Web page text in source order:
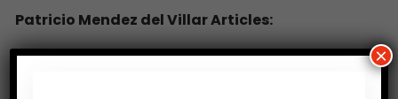
Patricio Mendez del Villar Articles:
×